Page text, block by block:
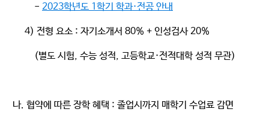
- 2023학년도 1학기 학과·전공 안내
4) 전형 요소 : 자기소개서 80% + 인성검사20%
(별도 시험, 수능 성적, 고등학교·전적대학 성적 무관)
나. 협약에 따른 장학 혜택 : 졸업시까지 매학기 수업료 감면